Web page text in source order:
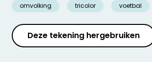
omvolking tricolor voetbal
Deze tekening hergebruiken